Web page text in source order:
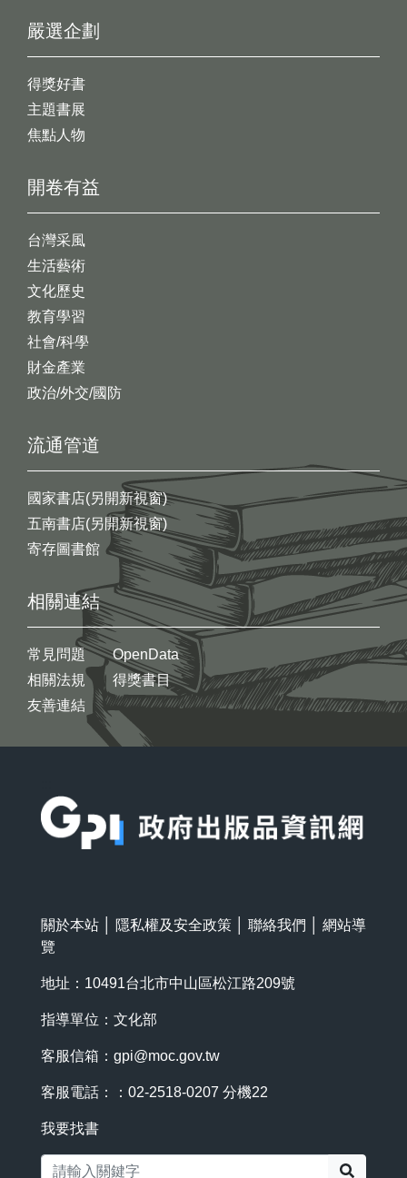
開卷有益
台灣采風
生活藝術
文化歷史
教育學習
社會/科學
財金產業
政治/外交/國防
嚴選企劃
得獎好書
主題書展
焦點人物
流通管道
國家書店(另開新視窗)
五南書店(另開新視窗)
寄存圖書館
相關連結
常見問題
相關法規
友善連結
OpenData
得獎書目
關於本站 隱私權及安全政策 聯絡我們
網站導
覽
地址：10491台北市中山區松江路209號
指導單位：文化部
客服信箱： gpi@moc.gov.tw
客服電話：：02-2518-0207 分機22
我要找書